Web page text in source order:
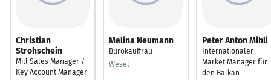
Christian
Strohschein
Mill Sales Manager /
Key Account Manager
Melina Neumann
Bürokauffrau
Wesel
Peter Anton Mihli
Internationaler
Market Manager für
den Balkan